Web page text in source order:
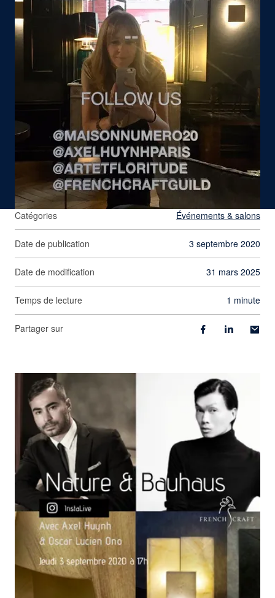
Catégories Événements & salons
Date de publication 3 septembre 2020
Date de modification 31 mars 2025
Temps de lecture 1 minute
Partager sur
Agrandir